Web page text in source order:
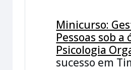
Minicurso:
Pessoas sob a
Psicologia
sucesso em